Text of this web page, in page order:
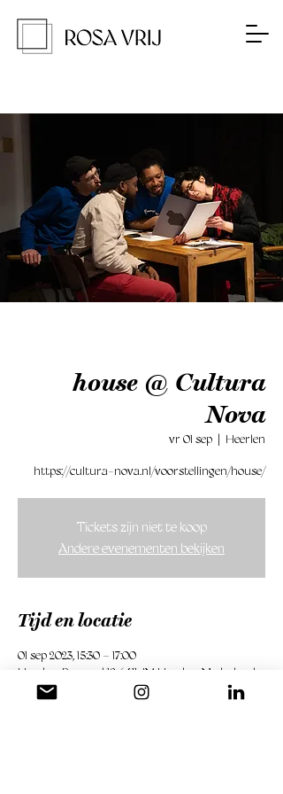
house @ Cultura
Nova
vr 01 sep
  |
Heerlen
https://cultura-nova.nl/voorstellingen/house/
Tickets zijn niet te koop
Andere evenementen bekijken
Tijd en locatie
01 sep 2023, 15:30 – 17:00
Heerlen, Bongerd 18, 6411 JM Heerlen, Nederland